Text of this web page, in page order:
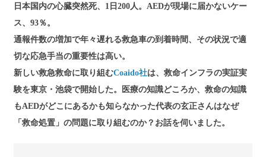
日本国内の心臓突然死、1日200人。AEDが現場に届かないケー
ス、93％。
通報件数の増加で年々遅れる救急車の到着時間、その状況で適
切な応急手当の重要性は高い。
新しい救急救命に取り組むCoaido社は、救命インフラの実証実
験を東京・池袋で開始した。医療の知識どころか、救命の知識
もAEDがどこにあるかも知らなかった代表の玄正さんはなぜ
「救命処置」の問題に取り組むのか？お話を伺いました。